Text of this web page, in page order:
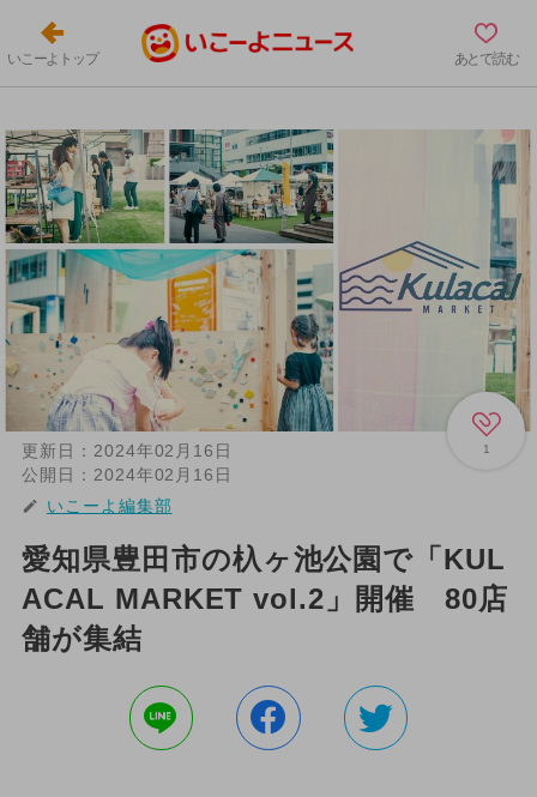
いこーよトップ あとで読む
1
更新日： 2024年02月16日
公開日： 2024年02月16日
いこーよ編集部
愛知県豊田市の杁ヶ池公園で「KUL
ACAL MARKET vol.2」開催 80店
舗が集結